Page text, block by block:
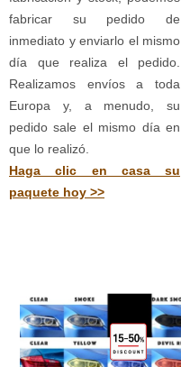
fabricar su pedido de
inmediato y enviarlo el mismo
día que realiza el pedido.
Realizamos envíos a toda
Europa y, a menudo, su
pedido sale el mismo día en
que lo realizó.
Haga clic en casa su
paquete hoy >>